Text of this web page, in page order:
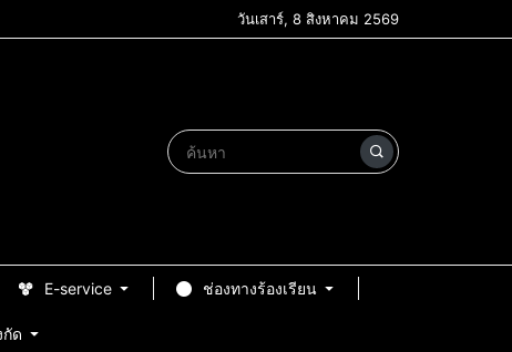
วันเสาร์, 8 สิงหาคม 2569
E-service ช่องทางร้องเรียน
ด